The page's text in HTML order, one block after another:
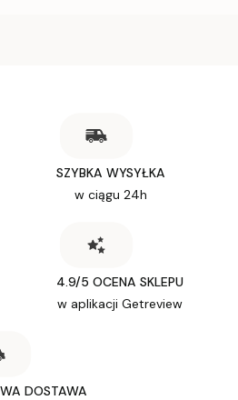
SZYBKA WYSYŁKA
w ciągu 24h
4.9/5 OCENA SKLEPU
w aplikacji Getreview
DOSTAWA